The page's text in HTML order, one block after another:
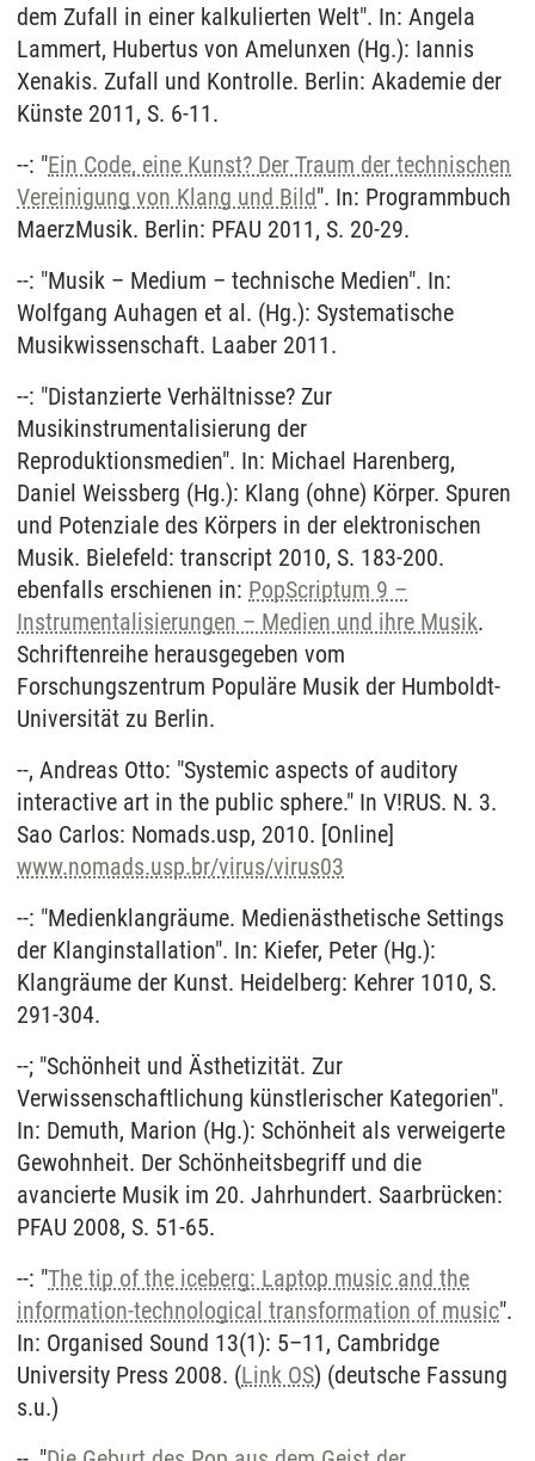
dem Zufall in einer kalkulierten Welt". In: Angela
Lammert, Hubertus von Amelunxen (Hg.): Iannis
Xenakis. Zufall und Kontrolle. Berlin: Akademie der
Künste 2011, S. 6-11.
--: "Ein Code, eine Kunst? Der Traum der technischen
Vereinigung von Klang und Bild". In: Programmbuch
MaerzMusik. Berlin: PFAU 2011, S. 20-29.
--: "Musik – Medium – technische Medien". In:
Wolfgang Auhagen et al. (Hg.): Systematische
Musikwissenschaft. Laaber 2011.
--: "Distanzierte Verhältnisse? Zur
Musikinstrumentalisierung der
Reproduktionsmedien". In: Michael Harenberg,
Daniel Weissberg (Hg.): Klang (ohne) Körper. Spuren
und Potenziale des Körpers in der elektronischen
Musik. Bielefeld: transcript 2010, S. 183-200.
ebenfalls erschienen in: PopScriptum 9 –
Instrumentalisierungen – Medien und ihre Musik.
Schriftenreihe herausgegeben vom
Forschungszentrum Populäre Musik der Humboldt-
Universität zu Berlin.
--, Andreas Otto: "Systemic aspects of auditory
interactive art in the public sphere." In V!RUS. N. 3.
Sao Carlos: Nomads.usp, 2010. [Online]
www.nomads.usp.br/virus/virus03
--: "Medienklangräume. Medienästhetische Settings
der Klanginstallation". In: Kiefer, Peter (Hg.):
Klangräume der Kunst. Heidelberg: Kehrer 1010, S.
291-304.
--; "Schönheit und Ästhetizität. Zur
Verwissenschaftlichung künstlerischer Kategorien".
In: Demuth, Marion (Hg.): Schönheit als verweigerte
Gewohnheit. Der Schönheitsbegriff und die
avancierte Musik im 20. Jahrhundert. Saarbrücken:
PFAU 2008, S. 51-65.
--: "The tip of the iceberg: Laptop music and the
information-technological transformation of music".
In: Organised Sound 13(1): 5–11, Cambridge
University Press 2008. (Link OS) (deutsche Fassung
s.u.)